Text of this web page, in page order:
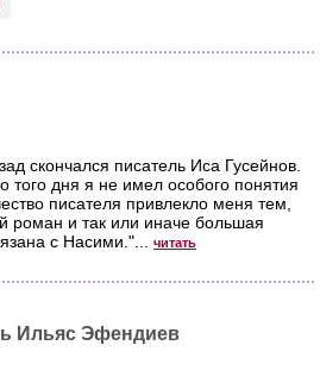
скончался писатель Иса Гусейнов.
того дня я не имел особого понятия
писателя привлекло меня тем,
роман и так или иначе большая
с Насими."...
читать
Ильяс Эфендиев